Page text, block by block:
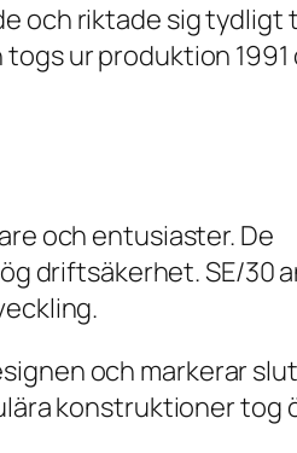
och riktade sig tydligt
ur produktion 1991
och entusiaster. De
driftsäkerhet. SE/30
och markerar
konstruktioner tog